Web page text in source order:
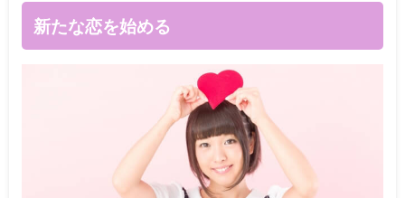
新たな恋を始める